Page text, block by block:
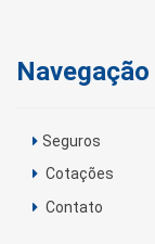
Navegação
Seguros
Cotações
Contato